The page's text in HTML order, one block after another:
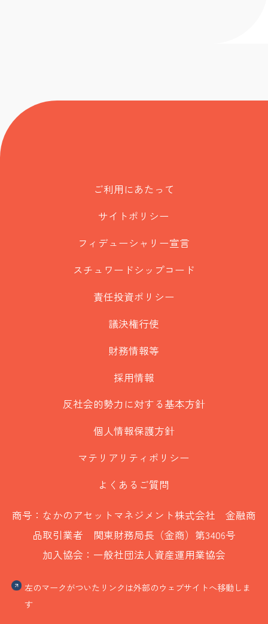
ご利用にあたって
サイトポリシー
フィデューシャリー宣言
スチュワードシップコード
責任投資ポリシー
議決権行使
財務情報等
採用情報
反社会的勢力に対する基本方針
個人情報保護方針
マテリアリティポリシー
よくあるご質問
商号：なかのアセットマネジメント株式会社 金融商
品取引業者 関東財務局長（金商）第3406号
加入協会：一般社団法人資産運用業協会
左のマークがついたリンクは外部のウェブサイトへ移動しま
す